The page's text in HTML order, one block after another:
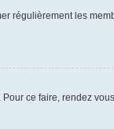
régulièrement les
ce faire, rendez